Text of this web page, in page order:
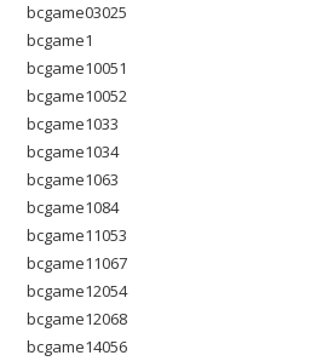
bcgame03025
bcgame1
bcgame10051
bcgame10052
bcgame1033
bcgame1034
bcgame1063
bcgame1084
bcgame11053
bcgame11067
bcgame12054
bcgame12068
bcgame14056